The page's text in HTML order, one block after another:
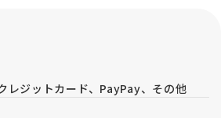
レジットカード、PayPay、その他